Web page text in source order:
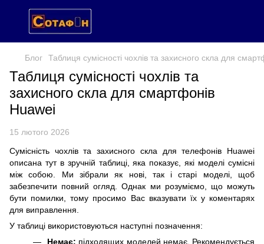
Блог Таблиця сумісності чохлів та захисного скла для
Таблиця сумісності чохлів та
захисного скла для смартфонів
Huawei
15 лютого 2026
Сумісність чохлів та захисного скла для телефонів Huawei
описана тут в зручній таблиці, яка показує, які моделі сумісні
між собою. Ми зібрали як нові, так і старі моделі, щоб
забезпечити повний огляд. Однак ми розуміємо, що можуть
бути помилки, тому просимо Вас вказувати їх у коментарях
для виправлення.
У таблиці використовуються наступні позначення:
Немає: підходящих моделей немає. Рекомендується